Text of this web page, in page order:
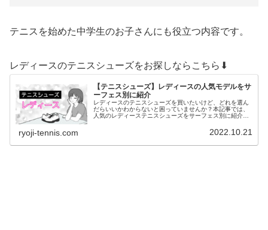
テニスを始めた中学生のお子さんにも役立つ内容です。
レディースのテニスシューズをお探しならこちら⬇︎
【テニスシューズ】レディースの人気モデルをサ
ーフェス別に紹介
レディースのテニスシューズを買いたいけど、どれを選ん
だらいいかわからないと困っていませんか？本記事では、
人気のレディーステニスシューズをサーフェス別に紹介し
ryoji-tennis.com 2022.10.21